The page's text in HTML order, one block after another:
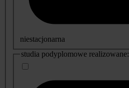
niestacjonarna
studia podyplomowe realizowane: